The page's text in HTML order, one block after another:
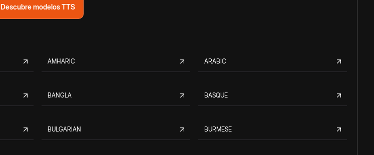
Descubre modelos TTS
AMHARIC ARABIC
BANGLA BASQUE
BULGARIAN BURMESE